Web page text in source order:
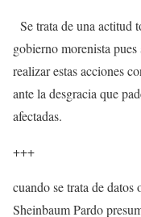
Se trata de una actitud
gobierno morenista
realizar estas acciones
ante la desgracia que
afectadas.
+++
cuando se trata de
Sheinbaum Pardo